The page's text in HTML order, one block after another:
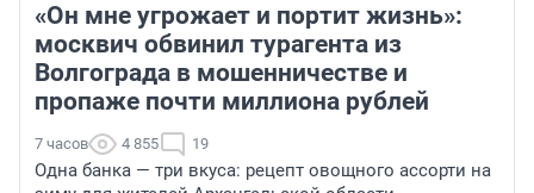
«Он мне угрожает и портит жизнь»:
москвич обвинил турагента из
Волгограда в мошенничестве и
пропаже почти миллиона рублей
7 часов 4 855 19
Одна банка — три вкуса: рецепт овощного ассорти на